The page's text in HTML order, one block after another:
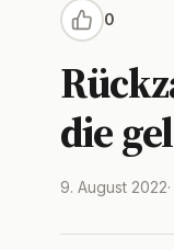
0
die
9. August 2022